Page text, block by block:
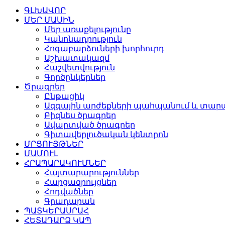
ԳԼԽԱՎՈՐ
ՄԵՐ ՄԱՍԻՆ
Մեր առաքելությունը
Կանոնադրություն
Հոգաբարձուների խորհուրդ
Աշխատակազմ
Հաշվետվություն
Գործընկերներ
Ծրագրեր
Ընթացիկ
Ազգային արժեքների պահպանում և
Բիզնես ծրագրեր
Ավարտված ծրագրեր
Գիտավերլուծական կենտրոն
ՄՐՑՈՒՅԹՆԵՐ
ՄԱՄՈՒԼ
ՀՐԱՊԱՐԱԿՈՒՄՆԵՐ
Հայտարարություններ
Հարցազրույցներ
Հոդվածներ
Գրադարան
ՊԱՏԿԵՐԱՍՐԱՀ
ՀԵՏԱԴԱՐՁ ԿԱՊ